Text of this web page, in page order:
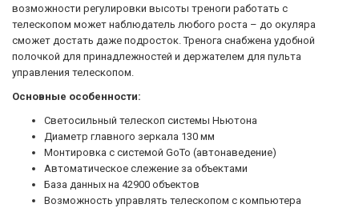
возможности регулировки высоты треноги работать с
телескопом может наблюдатель любого роста – до окуляра
сможет достать даже подросток. Тренога снабжена удобной
полочкой для принадлежностей и держателем для пульта
управления телескопом.
Основные особенности:
Светосильный телескоп системы Ньютона
Диаметр главного зеркала 130 мм
Монтировка с системой GoTo (автонаведение)
Автоматическое слежение за объектами
База данных на 42900 объектов
Возможность управлять телескопом с компьютера